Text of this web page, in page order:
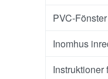
PVC-
Inomhus
Instruktioner